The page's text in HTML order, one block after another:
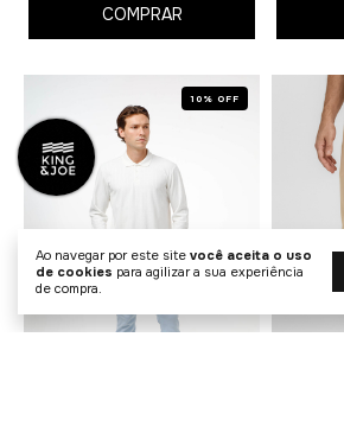
Ao navegar por este site você aceita o uso
de cookies para agilizar a sua experiência
de compra.
COMPRAR
10% OFF